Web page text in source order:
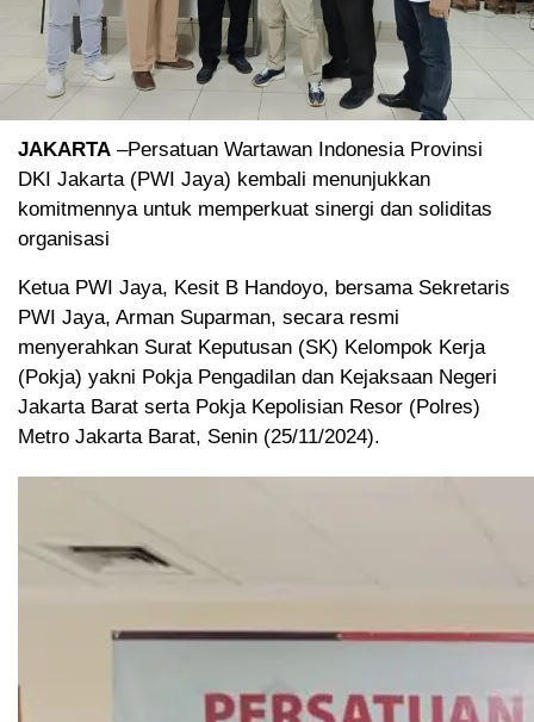
JAKARTA –Persatuan Wartawan Indonesia Provinsi
DKI Jakarta (PWI Jaya) kembali menunjukkan
komitmennya untuk memperkuat sinergi dan soliditas
organisasi
Ketua PWI Jaya, Kesit B Handoyo, bersama Sekretaris
PWI Jaya, Arman Suparman, secara resmi
menyerahkan Surat Keputusan (SK) Kelompok Kerja
(Pokja) yakni Pokja Pengadilan dan Kejaksaan Negeri
Jakarta Barat serta Pokja Kepolisian Resor (Polres)
Metro Jakarta Barat, Senin (25/11/2024).